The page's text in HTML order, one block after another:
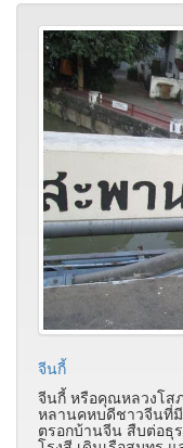
จีนกี้
จีนกี้ หรือคุณหลวงโส
หลานคหบดีชาวจีนที่
ตรอกบ้านจีน สืบต่อธุ